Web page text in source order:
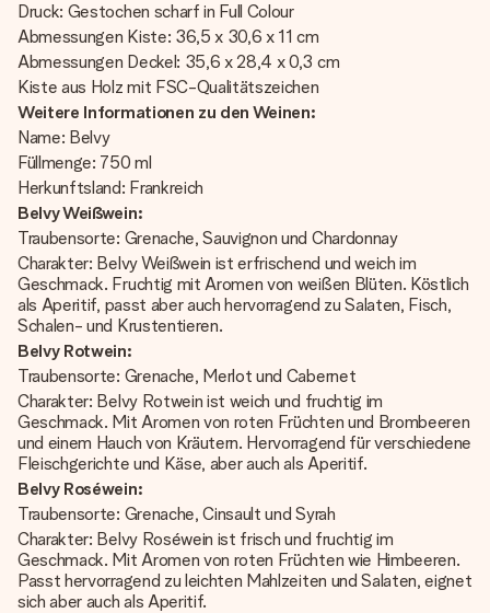
Druck: Gestochen scharf in Full Colour
Abmessungen Kiste: 36,5 x 30,6 x 11 cm
Abmessungen Deckel: 35,6 x 28,4 x 0,3 cm
Kiste aus Holz mit FSC-Qualitätszeichen
Weitere Informationen zu den Weinen:
Name: Belvy
Füllmenge: 750 ml
Herkunftsland: Frankreich
Belvy Weißwein:
Traubensorte: Grenache, Sauvignon und Chardonnay
Charakter: Belvy Weißwein ist erfrischend und weich im
Geschmack. Fruchtig mit Aromen von weißen Blüten. Köstlich
als Aperitif, passt aber auch hervorragend zu Salaten, Fisch,
Schalen- und Krustentieren.
Belvy Rotwein:
Traubensorte: Grenache, Merlot und Cabernet
Charakter: Belvy Rotwein ist weich und fruchtig im
Geschmack. Mit Aromen von roten Früchten und Brombeeren
und einem Hauch von Kräutern. Hervorragend für verschiedene
Fleischgerichte und Käse, aber auch als Aperitif.
Belvy Roséwein:
Traubensorte: Grenache, Cinsault und Syrah
Charakter: Belvy Roséwein ist frisch und fruchtig im
Geschmack. Mit Aromen von roten Früchten wie Himbeeren.
Passt hervorragend zu leichten Mahlzeiten und Salaten, eignet
sich aber auch als Aperitif.